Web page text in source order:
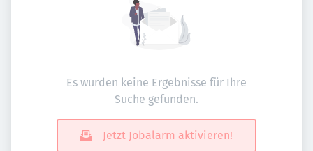
Es wurden keine Ergebnisse für Ihre
Suche gefunden.
Jetzt Jobalarm aktivieren!